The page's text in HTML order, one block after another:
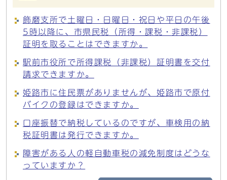
飾磨支所で土曜日・日曜日・祝日や平日の午後
5時以降に、市県民税（所得・課税・非課税）
証明を取ることはできますか。
駅前市役所で所得課税（非課税）証明書を交付
請求できますか。
姫路市に住民票がありませんが、姫路市で原付
バイクの登録はできますか。
口座振替で納税しているのですが、車検用の納
税証明書は発行できますか。
障害がある人の軽自動車税の減免制度はどうな
っていますか？